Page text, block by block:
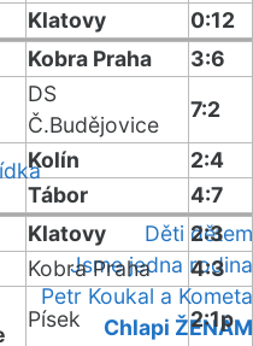
Děti dětem
Jsme jedna rodina
Petr Koukal a Kometa
Chlapi ŽENÁM
Klatovy
0:12
Kobra Praha
3:6
DS
Č.Budějovice
7:2
Kolín
2:4
Tábor
4:7
Klatovy
2:3
Kobra Praha
4:3
Písek
2:1p